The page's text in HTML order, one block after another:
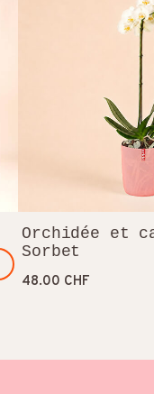
Orchidée et
Sorbet
48.00 CHF